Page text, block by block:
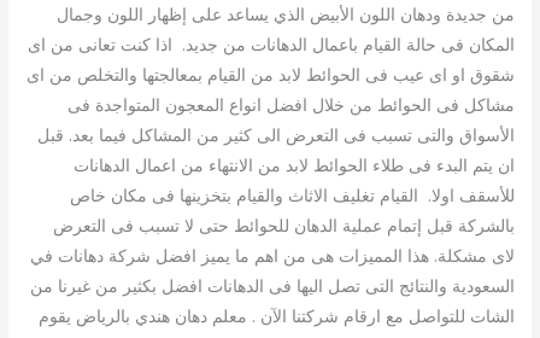
من جديدة ودهان اللون الأبيض الذي يساعد على إظهار اللون وجمال
المكان فى حالة القيام باعمال الدهانات من جديد. اذا كنت تعانى من اى
شقوق او اى عيب فى الحوائط لابد من القيام بمعالجتها والتخلص من اى
مشاكل فى الحوائط من خلال افضل انواع المعجون المتواجدة فى
الأسواق والتى تسبب فى التعرض الى كثير من المشاكل فيما بعد. قبل
ان يتم البدء فى طلاء الحوائط لابد من الانتهاء من اعمال الدهانات
للأسقف اولا. القيام تغليف الاثاث والقيام بتخزينها فى مكان خاص
بالشركة قبل إتمام عملية الدهان للحوائط حتى لا تسبب فى التعرض
لاى مشكلة. هذا المميزات هى من اهم ما يميز افضل شركة دهانات في
السعودية والنتائج التى تصل اليها فى الدهانات افضل بكثير من غيرنا من
الشات للتواصل مع ارقام شركتنا الآن . معلم دهان هندي بالرياض يقوم